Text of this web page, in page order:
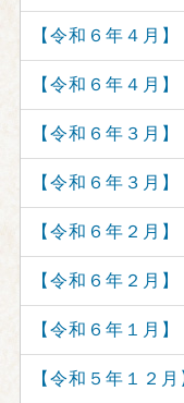
【令和６年４
【令和６年４
【令和６年３
【令和６年３
【令和６年２
【令和６年２
【令和６年１
【令和５年１